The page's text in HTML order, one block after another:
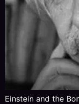
Einstein and the